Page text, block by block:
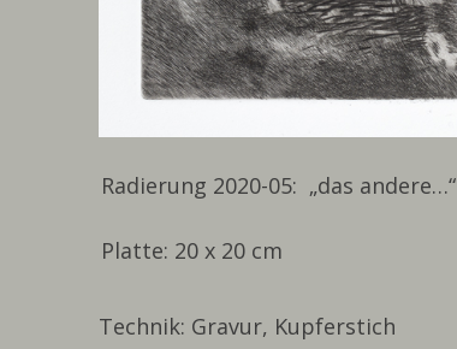
Radierung 2020-05: „das andere…“
Platte: 20 x 20 cm
Technik: Gravur, Kupferstich